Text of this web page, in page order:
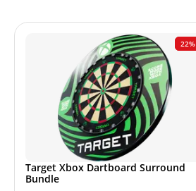
22%
Target Xbox Dartboard Surround
Bundle